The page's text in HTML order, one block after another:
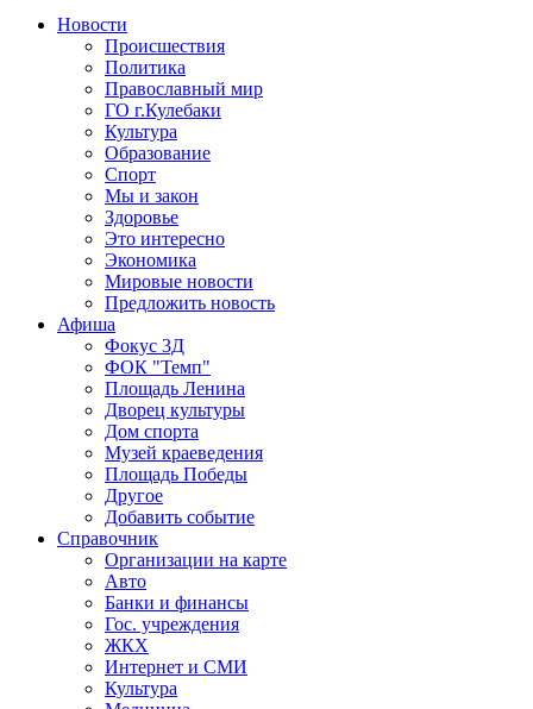
Новости
Происшествия
Политика
Православный мир
ГО г.Кулебаки
Культура
Образование
Спорт
Мы и закон
Здоровье
Это интересно
Экономика
Мировые новости
Предложить новость
Афиша
Фокус 3Д
ФОК "Темп"
Площадь Ленина
Дворец культуры
Дом спорта
Музей краеведения
Площадь Победы
Другое
Добавить событие
Справочник
Организации на карте
Авто
Банки и финансы
Гос. учреждения
ЖКХ
Интернет и СМИ
Культура